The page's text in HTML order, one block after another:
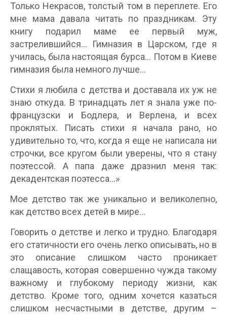
Только Некрасов, толстый том в переплете. Его
мне мама давала читать по праздникам. Эту
книгу подарил маме ее первый муж,
застрелившийся… Гимназия в Царском, где я
училась, была настоящая бурса… Потом в Киеве
гимназия была немного лучше…
Стихи я любила с детства и доставала их уж не
знаю откуда. В тринадцать лет я знала уже по-
французски и Бодлера, и Верлена, и всех
проклятых. Писать стихи я начала рано, но
удивительно то, что, когда я еще не написала ни
строчки, все кругом были уверены, что я стану
поэтессой. А папа даже дразнил меня так:
декадентская поэтесса…»
Мое детство так же уникально и великолепно,
как детство всех детей в мире…
Говорить о детстве и легко и трудно. Благодаря
его статичности его очень легко описывать, но в
это описание слишком часто проникает
слащавость, которая совершенно чужда такому
важному и глубокому периоду жизни, как
детство. Кроме того, одним хочется казаться
слишком несчастными в детстве, другим –